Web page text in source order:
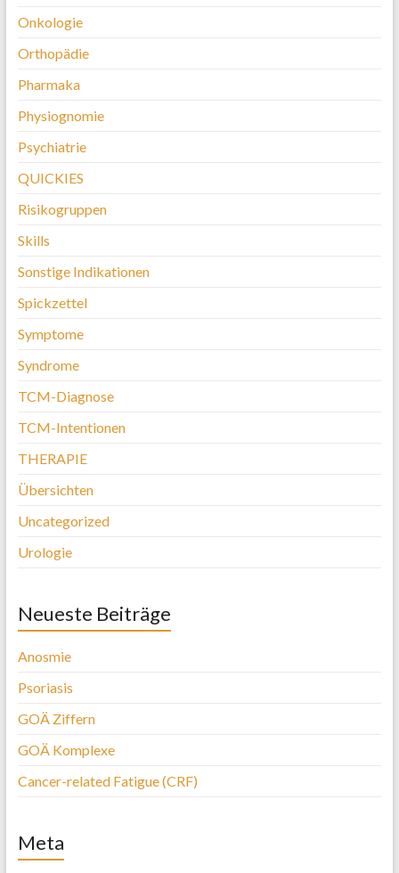
Onkologie
Orthopädie
Pharmaka
Physiognomie
Psychiatrie
QUICKIES
Risikogruppen
Skills
Sonstige Indikationen
Spickzettel
Symptome
Syndrome
TCM-Diagnose
TCM-Intentionen
THERAPIE
Übersichten
Uncategorized
Urologie
Neueste Beiträge
Anosmie
Psoriasis
GOÄ Ziffern
GOÄ Komplexe
Cancer-related Fatigue (CRF)
Meta